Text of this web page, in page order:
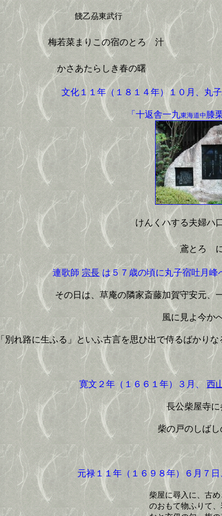
餞乙刕東武行
梅若菜まりこの宿のとろゝ汁
かさあたらしき春の曙
文化１１年（１８１４年）１０月、丸
「十返舎一九東海道中膝
けんくハする夫婦ハ
鳶とろゝにす
連歌師 宗長 は５７歳の頃に丸子宿吐月峰
その日は、草庵の隣家斎藤加賀守安元、
風に見よ今かへ
「別れ路に生ふる」といふ古言を思ひ出で侍るばかり
寛文２年（１６６１年）３月、 西
長公柴屋寺に
柴の戸のしばしの
元禄１１年（１６９８年）６月７
柴屋に尋入に、古
のおもて物ふりて